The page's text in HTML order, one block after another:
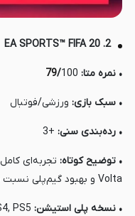
2. EA SPORTS™ FIFA 20
• نمره متا: 79/100
• سبک بازی: ورزشی/فوتبال
• رده‌بندی سنی: +3
• توضیح کوتاه: تجربه‌ای
Volta و بهبود گیم‌پلی نسبت به نسخه‌های قبل.
• نسخه پلی استیشن:PS4, PS5